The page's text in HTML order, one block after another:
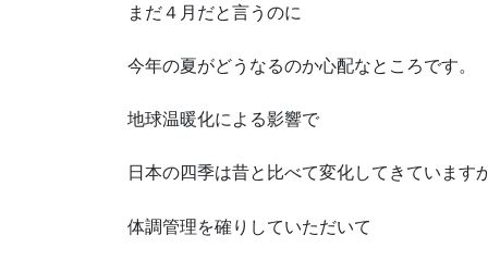
まだ４月だと言うのに
今年の夏がどうなるのか心配なところです。
地球温暖化による影響で
日本の四季は昔と比べて変化してきています
体調管理を確りしていただいて